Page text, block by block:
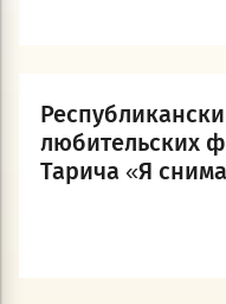
любительских
Тарича «Я